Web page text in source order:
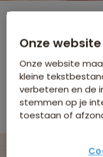
Rondreis
Niet boekbaar
Bekijk andere
Azië
Onze
Onze website
kleine
verbeteren en de
stemmen op je
toestaan of